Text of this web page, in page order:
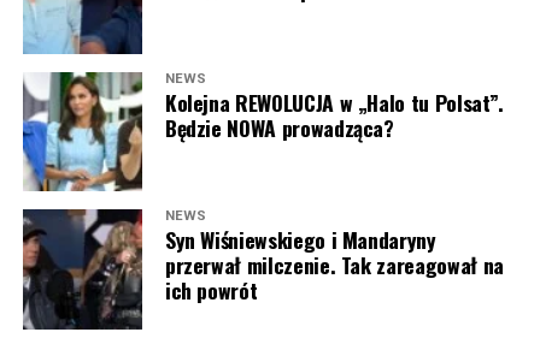
NEWS
Kolejna REWOLUCJA w „Halo tu Polsat”.
Będzie NOWA prowadząca?
NEWS
Syn Wiśniewskiego i Mandaryny
przerwał milczenie. Tak zareagował na
ich powrót